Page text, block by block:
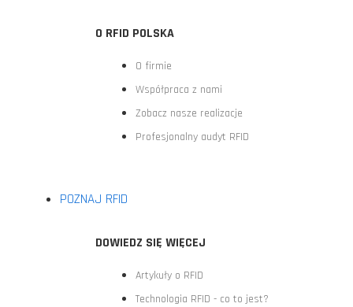
O RFID POLSKA
O firmie
Współpraca z nami
Zobacz nasze realizacje
Profesjonalny audyt RFID
POZNAJ RFID
DOWIEDZ SIĘ WIĘCEJ
Artykuły o RFID
Technologia RFID - co to jest?